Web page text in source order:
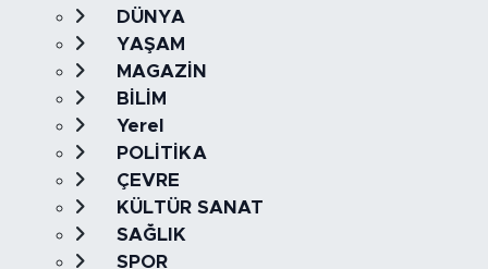
DÜNYA
YAŞAM
MAGAZİN
BİLİM
Yerel
POLİTİKA
ÇEVRE
KÜLTÜR SANAT
SAĞLIK
SPOR